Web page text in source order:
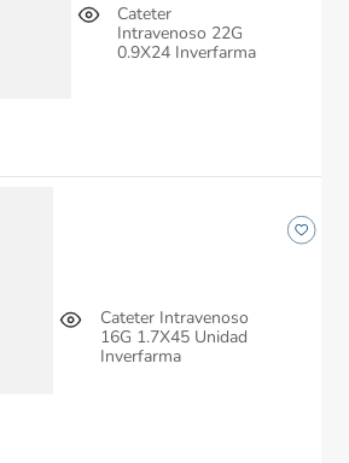
Cateter
Intravenoso 22G
0.9X24 Inverfarma
Cateter Intravenoso
16G 1.7X45 Unidad
Inverfarma